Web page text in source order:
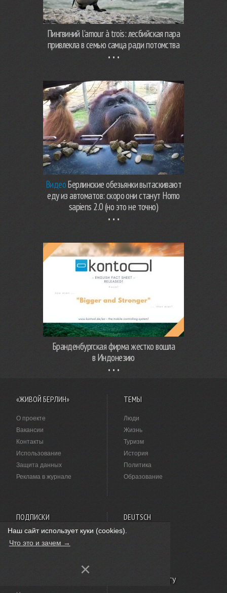
Наш сайт использует куки (cookies).
Что это и зачем →
×
Пингвиний l’amour à trois: лесбийская пара
привлекла в семью самца ради потомства
ВидеоБерлинские обезьянки вытаскивают
еду из автоматов: скоро они станут Homo
sapiens 2.0 (но это не точно)
Бранденбургская фирма жестко вошла
в Индонезию
«ЖИВОЙ БЕРЛИН»
О проекте
Вакансии
Контакты
Использование
Защита данных
Реклама в журнале
ТЕМЫ
Люди
Жизнь
Туризм
История
Политика
Образование
ПОДПИСКИ
Facebook
DEUTSCH
Leseproben
ДОСТУП К САЙТУ